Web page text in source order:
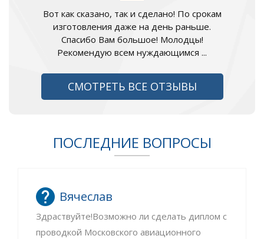
Вот как сказано, так и сделано! По срокам
изготовления даже на день раньше.
Спасибо Вам большое! Молодцы!
Рекомендую всем нуждающимся ...
СМОТРЕТЬ ВСЕ ОТЗЫВЫ
ПОСЛЕДНИЕ ВОПРОСЫ
Вячеслав
Здраствуйте!Возможно ли сделать диплом с
проводкой Московского авиационного